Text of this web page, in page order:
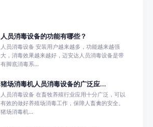
人员消毒设备的功能有哪些？
人员消毒设备 安装用户越来越多，功能越来越强
大，消毒效果越来越好，迈安达人员消毒设备是带
有脚底消毒系...
猪场消毒机人员消毒设备的广泛应...
人员消毒设备 在畜牧养殖行业应用十分广泛，可以
有效的做好养殖场消毒工作，保障人畜禽的安全。
猪场消毒机...